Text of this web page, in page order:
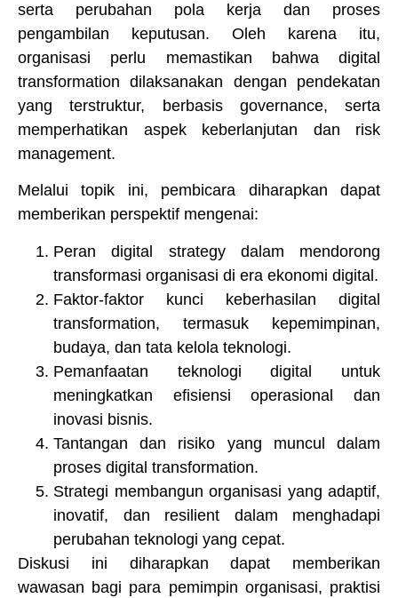
serta perubahan pola kerja dan proses
pengambilan keputusan. Oleh karena itu,
organisasi perlu memastikan bahwa digital
transformation dilaksanakan dengan pendekatan
yang terstruktur, berbasis governance, serta
memperhatikan aspek keberlanjutan dan risk
management.
Melalui topik ini, pembicara diharapkan dapat
memberikan perspektif mengenai:
Peran digital strategy dalam mendorong
transformasi organisasi di era ekonomi digital.
Faktor-faktor kunci keberhasilan digital
transformation, termasuk kepemimpinan,
budaya, dan tata kelola teknologi.
Pemanfaatan teknologi digital untuk
meningkatkan efisiensi operasional dan
inovasi bisnis.
Tantangan dan risiko yang muncul dalam
proses digital transformation.
Strategi membangun organisasi yang adaptif,
inovatif, dan resilient dalam menghadapi
perubahan teknologi yang cepat.
Diskusi ini diharapkan dapat memberikan
wawasan bagi para pemimpin organisasi, praktisi